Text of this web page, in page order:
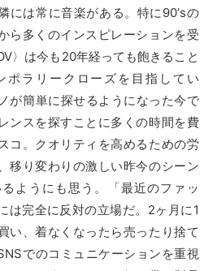
には常に音楽がある。特に90’sの
ら多くのインスピレーションを受
〉は今も20年経っても飽きること
ポラリークローズを目指してい
が簡単に探せるようになった今で
ンスを探すことに多くの時間を費
コ。クオリティを高めるための労
移り変わりの激しい昨今のシーン
ようにも思う。「最近のファッ
は完全に反対の立場だ。2ヶ月に1
い、着なくなったら売ったり捨て
でのコミュニケーションを重視